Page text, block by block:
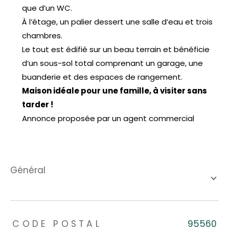
que d’un WC.
À l’étage, un palier dessert une salle d’eau et trois
chambres.
Le tout est édifié sur un beau terrain et bénéficie
d’un sous-sol total comprenant un garage, une
buanderie et des espaces de rangement.
Maison idéale pour une famille, à visiter sans
tarder !
Annonce proposée par un agent commercial
général
TRAD_ZEPHYR_Caracteristique TRAD_ZEPHYR_Valeurs
CODE POSTAL 95560